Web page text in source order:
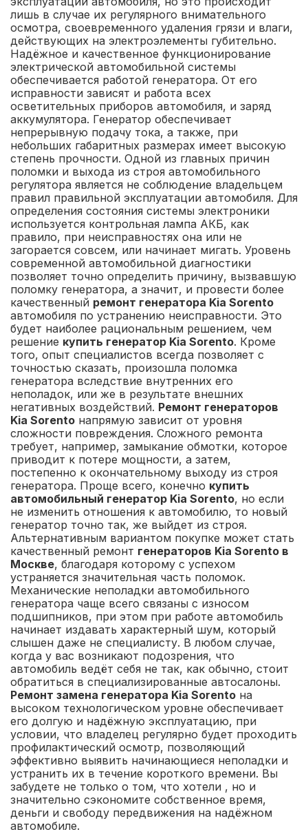
лишь в случае их регулярного внимательного
осмотра, своевременного удаления грязи и влаги,
действующих на электроэлементы губительно.
Надёжное и качественное функционирование
электрической автомобильной системы
обеспечивается работой генератора. От его
исправности зависят и работа всех
осветительных приборов автомобиля, и заряд
аккумулятора. Генератор обеспечивает
непрерывную подачу тока, а также, при
небольших габаритных размерах имеет высокую
степень прочности. Одной из главных причин
поломки и выхода из строя автомобильного
регулятора является не соблюдение владельцем
правил правильной эксплуатации автомобиля. Для
определения состояния системы электроники
используется контрольная лампа АКБ, как
правило, при неисправностях она или не
загорается совсем, или начинает мигать. Уровень
современной автомобильной диагностики
позволяет точно определить причину, вызвавшую
поломку генератора, а значит, и провести более
качественный ремонт генератора Kia Sorento
автомобиля по устранению неисправности. Это
будет наиболее рациональным решением, чем
решение купить генератор Kia Sorento. Кроме
того, опыт специалистов всегда позволяет с
точностью сказать, произошла поломка
генератора вследствие внутренних его
неполадок, или же в результате внешних
негативных воздействий. Ремонт генераторов
Kia Sorento напрямую зависит от уровня
сложности повреждения. Сложного ремонта
требует, например, замыкание обмотки, которое
приводит к потере мощности, а затем,
постепенно к окончательному выходу из строя
генератора. Проще всего, конечно купить
автомобильный генератор Kia Sorento, но если
не изменить отношения к автомобилю, то новый
генератор точно так, же выйдет из строя.
Альтернативным вариантом покупке может стать
качественный ремонт генераторов Kia Sorento в
Москве, благодаря которому с успехом
устраняется значительная часть поломок.
Механические неполадки автомобильного
генератора чаще всего связаны с износом
подшипников, при этом при работе автомобиль
начинает издавать характерный шум, который
слышен даже не специалисту. В любом случае,
когда у вас возникают подозрения, что
автомобиль ведёт себя не так, как обычно, стоит
обратиться в специализированные автосалоны.
Ремонт замена генератора Kia Sorento на
высоком технологическом уровне обеспечивает
его долгую и надёжную эксплуатацию, при
условии, что владелец регулярно будет проходить
профилактический осмотр, позволяющий
эффективно выявить начинающиеся неполадки и
устранить их в течение короткого времени. Вы
забудете не только о том, что хотели , но и
значительно сэкономите собственное время,
деньги и свободу передвижения на надёжном
автомобиле.